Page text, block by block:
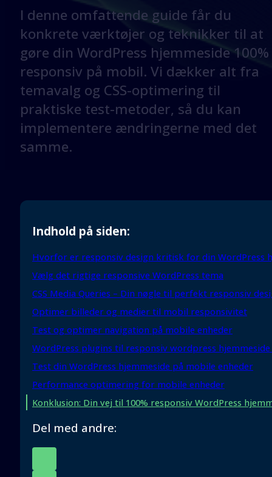
I denne omfattende guide får du
konkrete værktøjer og teknikker til at
gøre din WordPress hjemmeside 100%
responsiv på mobil. Vi dækker alt fra
temavalg og CSS-optimering til
praktiske test-metoder, så du kan
implementere ændringerne med det
samme.
Indhold på siden:
Hvorfor er responsiv design kritisk for din WordPress
Vælg det rigtige responsive WordPress tema
CSS Media Queries – Din nøgle til perfekt responsiv
Optimer billeder og medier til mobil responsivitet
Test og optimer navigation på mobile enheder
WordPress plugins til responsiv wordpress
Test din WordPress hjemmeside på mobile enheder
Performance optimering for mobile enheder
Konklusion: Din vej til 100% responsiv WordPress
Del med andre: